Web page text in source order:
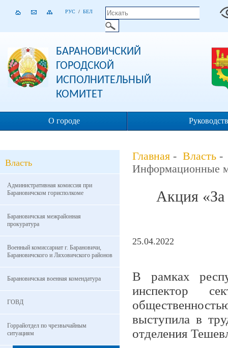
РУС / БЕЛ
БАРАНОВИЧСКИЙ
ГОРОДСКОЙ
ИСПОЛНИТЕЛЬНЫЙ
КОМИТЕТ
О городе
Власть
Административная комиссия при
Барановичском горисполкоме
Барановичская межрайонная
прокуратура
Военный комиссариат г. Барановичи,
Барановичского и Ляховичского районов
Барановичская военная комендатура
ГОВД
Горрайотдел по чрезвычайным
ситуациям
Главная - Власть
Информационные
Акция «За
25.04.2022
В рамках
инспектор
выступила в
отделения